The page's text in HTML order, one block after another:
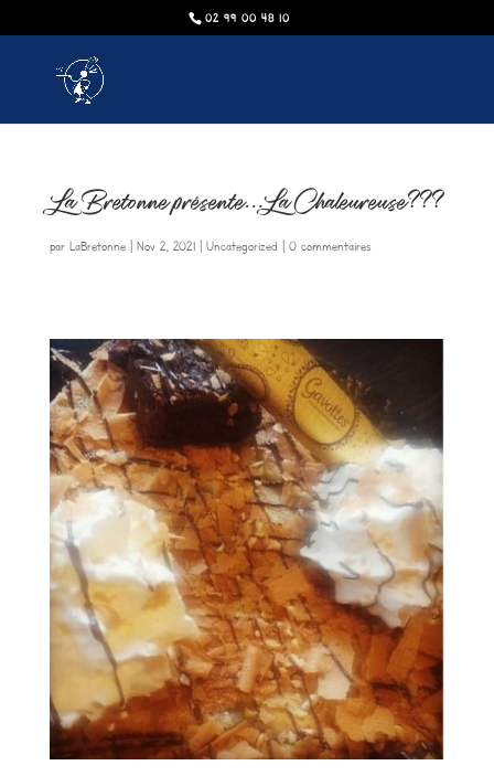
02 99 00 48 10
La Bretonne présente…La Chaleureuse???
par LaBretonne| Nov 2, 2021| Uncategorized 0 commentaires